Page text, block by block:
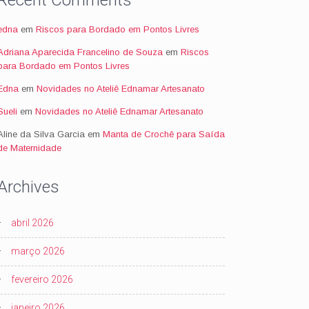
em Riscos para Bordado em Pontos Livres
Aparecida Francelino de Souza em Riscos
Bordado em Pontos Livres
em Novidades no Ateliê Ednamar Artesanato
em Novidades no Ateliê Ednamar Artesanato
da Silva Garcia em Manta de Crochê para Saída
Maternidade
abril 2026
março 2026
fevereiro 2026